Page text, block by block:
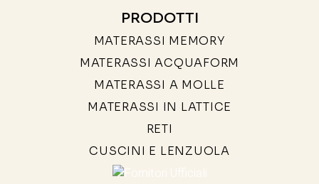
PRODOTTI
MATERASSI MEMORY
MATERASSI ACQUAFORM
MATERASSI A MOLLE
MATERASSI IN LATTICE
RETI
CUSCINI E LENZUOLA